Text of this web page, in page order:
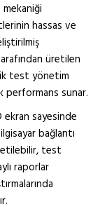
hassas ve
üretilen
test yönetim
performans sunar.
ekran sayesinde
bağlantı
test
raporlar